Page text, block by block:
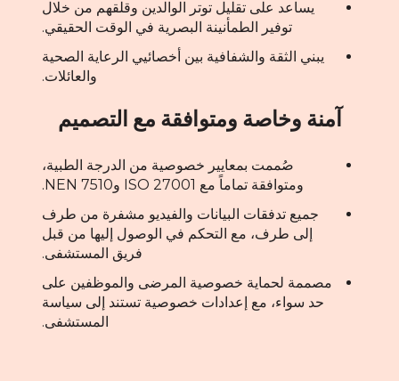
يساعد على تقليل توتر الوالدين وقلقهم من خلال
توفير الطمأنينة البصرية في الوقت الحقيقي.
يبني الثقة والشفافية بين أخصائيي الرعاية الصحية
والعائلات.
آمنة وخاصة ومتوافقة مع التصميم
صُممت بمعايير خصوصية من الدرجة الطبية،
ومتوافقة تماماً مع ISO 27001 وNEN 7510.
جميع تدفقات البيانات والفيديو مشفرة من طرف
إلى طرف، مع التحكم في الوصول إليها من قبل
فريق المستشفى.
مصممة لحماية خصوصية المرضى والموظفين على
حد سواء، مع إعدادات خصوصية تستند إلى سياسة
المستشفى.